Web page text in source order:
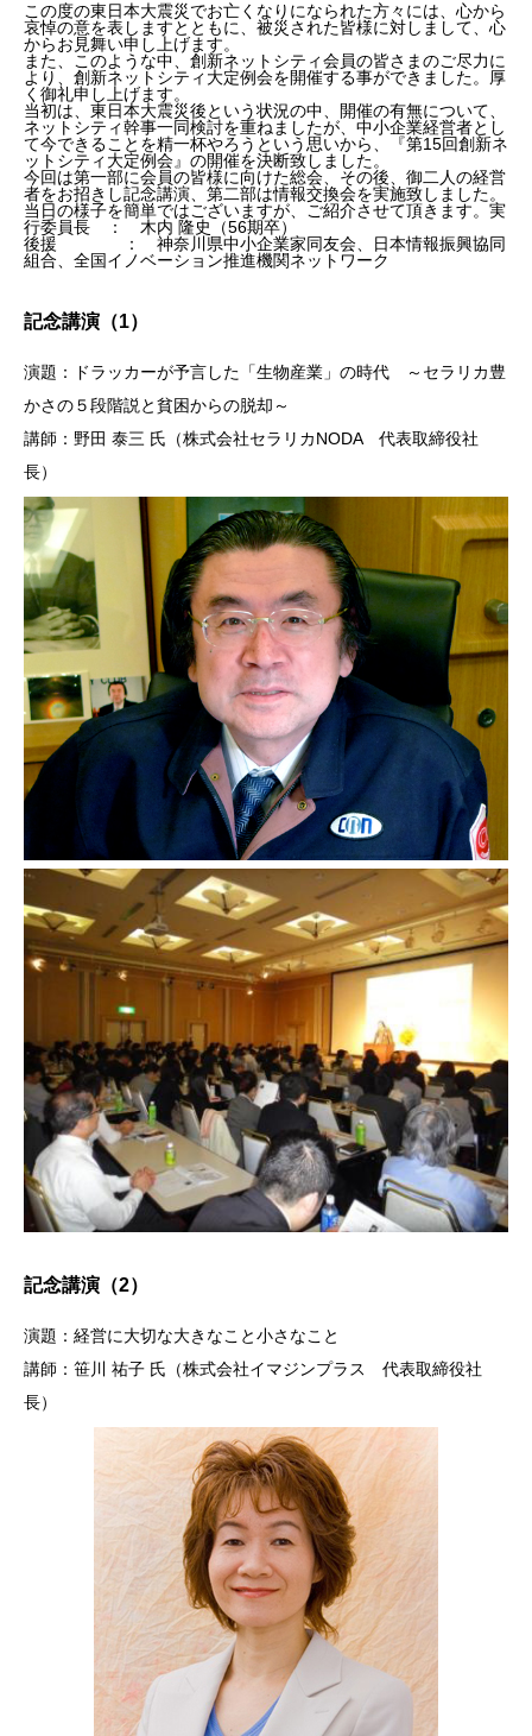
この度の東日本大震災でお亡くなりになられた方々には、心から
哀悼の意を表しますとともに、被災された皆様に対しまして、心
からお見舞い申し上げます。
また、このような中、創新ネットシティ会員の皆さまのご尽力に
より、創新ネットシティ大定例会を開催する事ができました。厚
く御礼申し上げます。
当初は、東日本大震災後という状況の中、開催の有無について、
ネットシティ幹事一同検討を重ねましたが、中小企業経営者とし
て今できることを精一杯やろうという思いから、『第15回創新ネ
ットシティ大定例会』の開催を決断致しました。
今回は第一部に会員の皆様に向けた総会、その後、御二人の経営
者をお招きし記念講演、第二部は情報交換会を実施致しました。
当日の様子を簡単ではございますが、ご紹介させて頂きます。 実
行委員長 ： 木内 隆史（56期卒）
後援 ： 神奈川県中小企業家同友会、日本情報振興協同
組合、全国イノベーション推進機関ネットワーク
記念講演（1）
演題：ドラッカーが予言した「生物産業」の時代 ～セラリカ豊
かさの５段階説と貧困からの脱却～
講師：野田 泰三 氏（株式会社セラリカNODA 代表取締役社
長）
記念講演（2）
演題：経営に大切な大きなこと小さなこと
講師：笹川 祐子 氏（株式会社イマジンプラス 代表取締役社
長）